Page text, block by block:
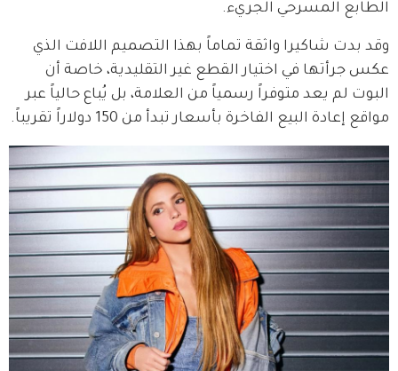
الطابع المسرحي الجريء.
وقد بدت شاكيرا واثقة تماماً بهذا التصميم اللافت الذي
عكس جرأتها في اختيار القطع غير التقليدية، خاصة أن
البوت لم يعد متوفراً رسمياً من العلامة، بل يُباع حالياً عبر
مواقع إعادة البيع الفاخرة بأسعار تبدأ من 150 دولاراً تقريباً.